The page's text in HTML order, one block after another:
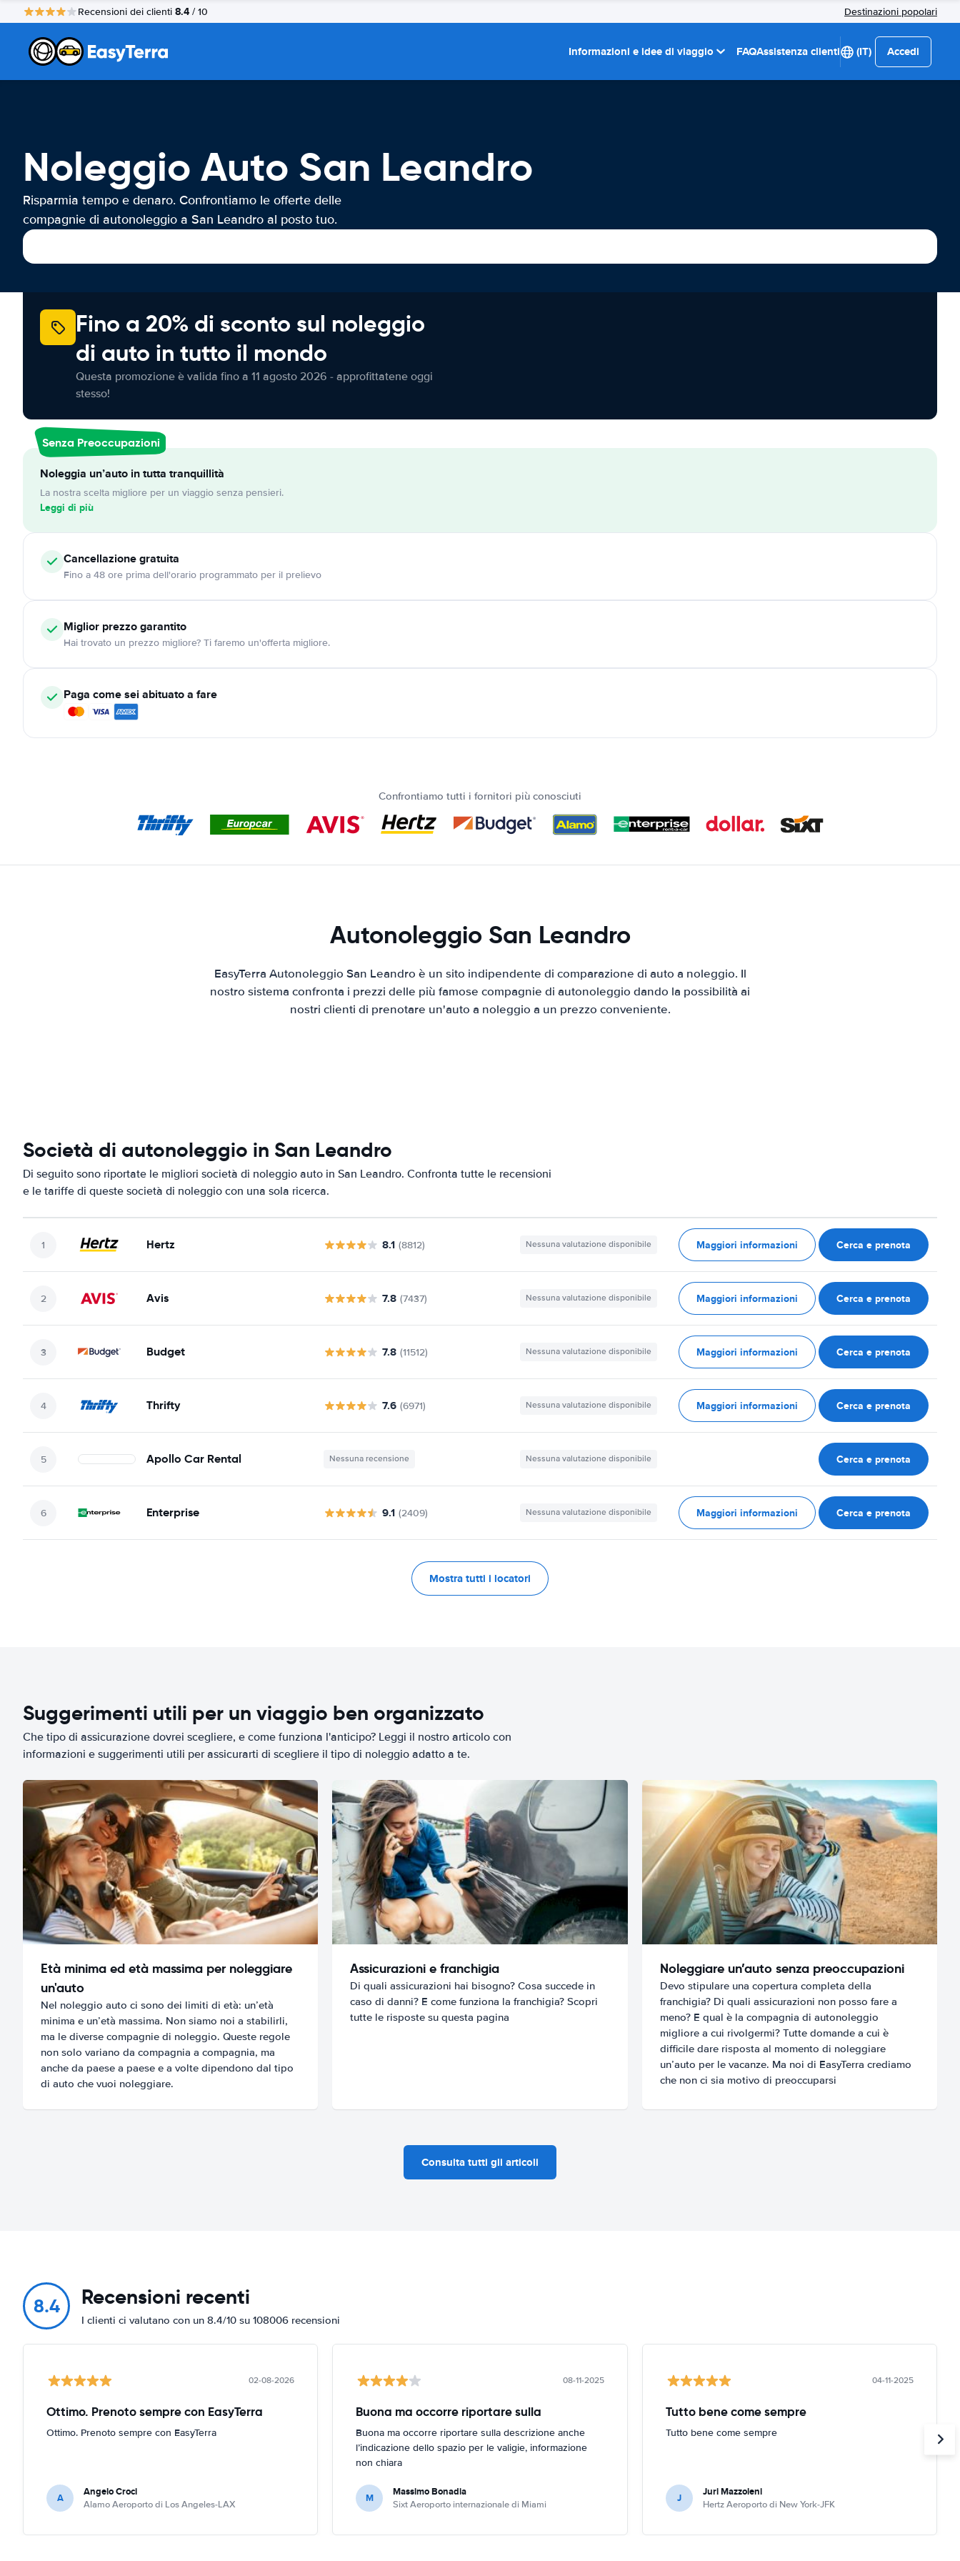
Recensioni dei clienti 8.4 / 10 Destinazioni popolari
Informazioni e idee di viaggio FAQAssistenza clienti (IT) Accedi
Noleggio Auto San Leandro
Risparmia tempo e denaro. Confrontiamo le offerte delle
compagnie di autonoleggio a San Leandro al posto tuo.
Fino a 20% di sconto sul noleggio
di auto in tutto il mondo
Questa promozione è valida fino a 11 agosto 2026 - approfittatene oggi
stesso!
Senza Preoccupazioni
Noleggia un’auto in tutta tranquillità
La nostra scelta migliore per un viaggio senza pensieri.
Leggi di più
Cancellazionegratuita
Fino a 48 ore prima dell'orario programmato per il prelievo
Miglior prezzo garantito
Hai trovato un prezzo migliore? Ti faremo un'offerta migliore.
Paga come sei abituato a fare
Confrontiamo tutti i fornitori più conosciuti
Autonoleggio San Leandro
EasyTerra Autonoleggio San Leandro è un sito indipendente di comparazione di auto a noleggio. Il
nostro sistema confronta i prezzi delle più famose compagnie di autonoleggio dando la possibilità ai
nostri clienti di prenotare un'auto a noleggio a un prezzo conveniente.
Società di autonoleggio in San Leandro
Di seguito sono riportate le migliori società di noleggio auto in San Leandro. Confronta tutte le recensioni
e le tariffe di queste società di noleggio con una sola ricerca.
Hertz 8.1 (8812) Nessuna valutazione disponibile Maggiori informazioni Cerca e prenota
Avis 7.8 (7437) Nessuna valutazione disponibile Maggiori informazioni Cerca e prenota
Budget 7.8 (11512) Nessuna valutazione disponibile Maggiori informazioni Cerca e prenota
Thrifty 7.6 (6971) Nessuna valutazione disponibile Maggiori informazioni Cerca e prenota
Apollo Car Rental Nessuna recensione Nessuna valutazione disponibile Cerca e prenota
Enterprise 9.1 (2409) Nessuna valutazione disponibile Maggiori informazioni Cerca e prenota
Mostra tutti i locatori
Suggerimenti utili per un viaggio ben organizzato
Che tipo di assicurazione dovrei scegliere, e come funziona l'anticipo? Leggi il nostro articolo con
informazioni e suggerimenti utili per assicurarti di scegliere il tipo di noleggio adatto a te.
Età minima ed età massima per noleggiare
un'auto
Nel noleggio auto ci sono dei limiti di età: un’età
minima e un’età massima. Non siamo noi a stabilirli,
ma le diverse compagnie di noleggio. Queste regole
non solo variano da compagnia a compagnia, ma
anche da paese a paese e a volte dipendono dal tipo
di auto che vuoi noleggiare.
Assicurazioni e franchigia
Di quali assicurazioni hai bisogno? Cosa succede in
caso di danni? E come funziona la franchigia? Scopri
tutte le risposte su questa pagina
Noleggiare un’auto senza preoccupazioni
Devo stipulare una copertura completa della
franchigia? Di quali assicurazioni non posso fare a
meno? E qual è la compagnia di autonoleggio
migliore a cui rivolgermi? Tutte domande a cui è
difficile dare risposta al momento di noleggiare
un’auto per le vacanze. Ma noi di EasyTerra crediamo
che non ci sia motivo di preoccuparsi
Consulta tutti gli articoli
8.4 Recensioni recenti
I clienti ci valutano con un 8.4/10 su 108006 recensioni
02-08-2026
Ottimo. Prenoto sempre con EasyTerra
Ottimo. Prenoto sempre con EasyTerra
A Angelo Croci
Alamo Aeroporto di Los Angeles-LAX
08-11-2025
Buona ma occorre riportare sulla
Buona ma occorre riportare sulla descrizione anche
l’indicazione dello spazio per le valigie, informazione
non chiara
M Massimo Bonadia
Sixt Aeroporto internazionale di Miami
04-11-2025
Tutto bene come sempre
Tutto bene come sempre
J Juri Mazzoleni
Hertz Aeroporto di New York-JFK